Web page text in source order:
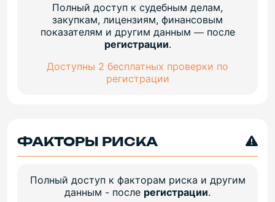
Полный доступ к судебным делам,
закупкам, лицензиям, финансовым
показателям и другим данным — после
регистрации.
Доступны 2 бесплатных проверки по
регистрации
ФАКТОРЫ РИСКА
Полный доступ к факторам риска и другим
данным - после регистрации.